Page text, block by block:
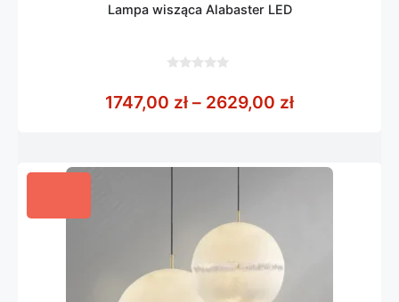
Lampa wisząca Alabaster LED
5
1747,00 zł – 2629,00 złZakres cen: